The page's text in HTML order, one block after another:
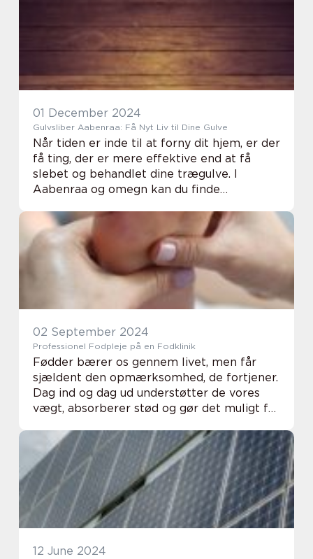
01 December 2024
Gulvsliber Aabenraa: Få Nyt Liv til Dine Gulve
Når tiden er inde til at forny dit hjem, er der
få ting, der er mere effektive end at få
slebet og behandlet dine trægulve. I
Aabenraa og omegn kan du finde
transformere dine tr&aeli...
02 September 2024
Professionel Fodpleje på en Fodklinik
Fødder bærer os gennem livet, men får
sjældent den opmærksomhed, de fortjener.
Dag ind og dag ud understøtter de vores
vægt, absorberer stød og gør det muligt for
12 June 2024